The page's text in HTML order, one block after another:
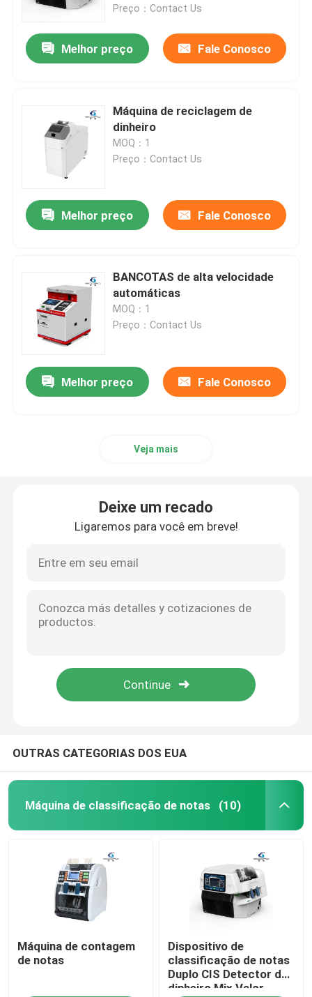
Produtos
Quem Somos
de dinheiro
Preço：Contact Us
Melhor preço Fale Conosco
Máquina de reciclagem de
dinheiro
MOQ：1
Preço：Contact Us
Melhor preço Fale Conosco
BANCOTAS de alta velocidade
automáticas
MOQ：1
Preço：Contact Us
Melhor preço Fale Conosco
Veja mais
Deixe um recado
Ligaremos para você em breve!
OUTRAS CATEGORIAS DOS EUA
Máquina de classificação de notas (10)
Máquina de contagem
de notas
Dispositivo de
classificação de notas
Duplo CIS Detector de
dinheiro Mix Valor